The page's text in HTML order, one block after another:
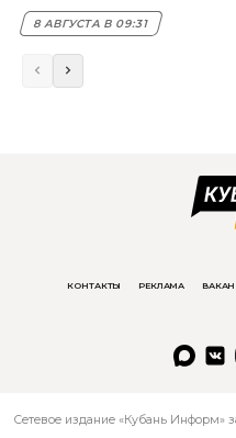
8 АВГУСТА В 09:31
КОНТАКТЫ РЕКЛАМА
Сетевое издание «Кубань Информ»